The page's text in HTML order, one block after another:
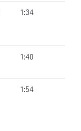
1:34
1:40
1:54